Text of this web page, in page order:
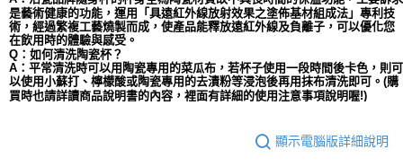
是藝術健康的功能，運用「具遠紅外線放射效果之塗佈基材組成法」專利技
術，經過繁複工藝燒製而成，使產品能釋放遠紅外線及負離子，可以優化您
在飲用時的體驗與感受。
Q：如何清洗陶瓷杯？
A：平常清洗時可以用陶瓷專用的菜瓜布，若杯子使用一段時間後卡色，則可
以使用小蘇打、檸檬酸或陶瓷專用的去漬粉等浸泡後再用抹布清洗即可。(購
買時也請詳讀商品說明書的內容，裡面有詳細的使用注意事項說明喔!)
顯示電腦版詳細說明